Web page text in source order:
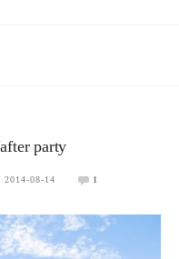
party
2014-08-14 1